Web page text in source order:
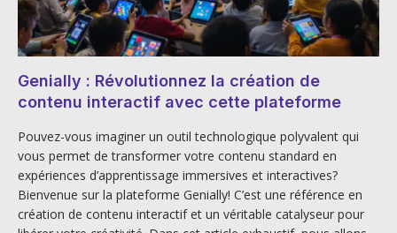
Genially : Révolutionnez la création de
contenu interactif avec cette plateforme
Pouvez-vous imaginer un outil technologique polyvalent qui
vous permet de transformer votre contenu standard en
expériences d’apprentissage immersives et interactives?
Bienvenue sur la plateforme Genially! C’est une référence en
création de contenu interactif et un véritable catalyseur pour